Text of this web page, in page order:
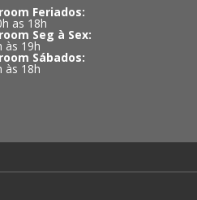
Feriados:
as 18h
Seg à Sex:
às 19h
Sábados:
às 18h